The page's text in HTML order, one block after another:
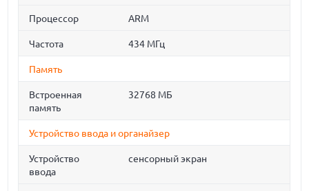
Процессор ARM
Частота 434 МГц
Память
Встроенная
память
32768 МБ
Устройство ввода и органайзер
Устройство
ввода
сенсорный экран